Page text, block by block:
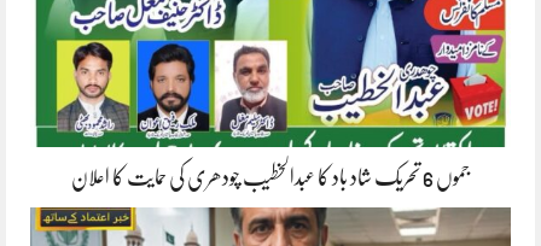
جموں 6 تحریک شاد باد کا عبدالخطیب چودھری کی حمایت کا اعلان